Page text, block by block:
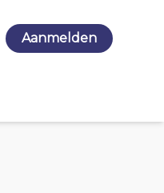
Aanmelden